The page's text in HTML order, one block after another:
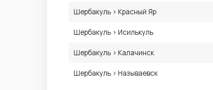
Шербакуль › Красный Яр
Шербакуль › Исилькуль
Шербакуль › Калачинск
Шербакуль › Называевск